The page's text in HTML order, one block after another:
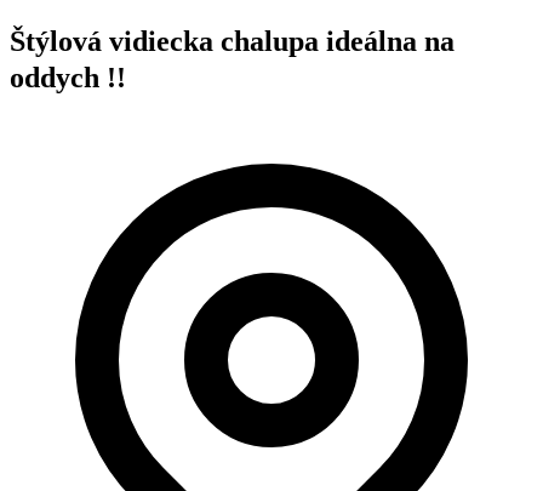
Štýlová vidiecka chalupa ideálna na
oddych !!